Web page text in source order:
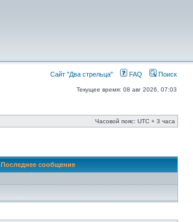
Сайт "Два стрельца" FAQ Поиск
Текущее время: 08 авг 2026, 07:03
Часовой пояс: UTC + 3 часа
Последнее сообщение